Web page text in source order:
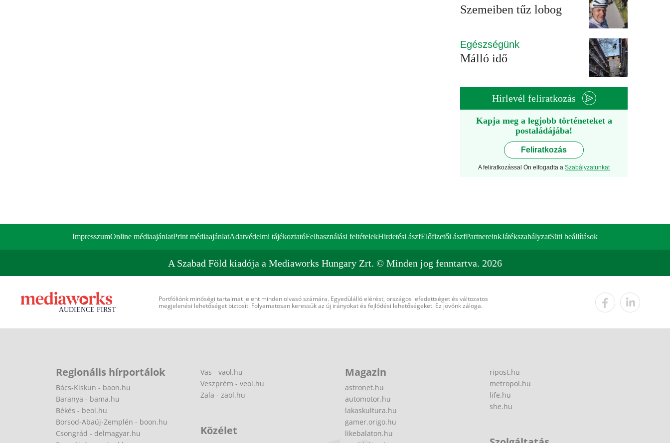
Szemeiben tűz lobog
Egészségünk
Málló idő
Hírlevél feliratkozás
Kapja meg a legjobb történeteket a
postaládájába!
Feliratkozás
A feliratkozással Ön elfogadta a Szabályzatunkat
ImpresszumOnline médiaajánlatPrint médiaajánlatAdatvédelmi tájékoztatóFelhasználási feltételekHirdetési ászfElőfizetői ászfPartnereinkJátékszabályzatSüti beállítások
A Szabad Föld kiadója a Mediaworks Hungary Zrt. © Minden jog fenntartva. 2026
Portfóliónk minőségi tartalmat jelent minden olvasó számára. Egyedülálló elérést, országos lefedettséget és változatos
megjelenési lehetőséget biztosít. Folyamatosan keressük az új irányokat és fejlődési lehetőségeket. Ez jövőnk záloga.
Regionális hírportálok
Bács-Kiskun - baon.hu
Baranya - bama.hu
Békés - beol.hu
Borsod-Abaúj-Zemplén - boon.hu
Csongrád - delmagyar.hu
Vas - vaol.hu
Veszprém - veol.hu
Zala - zaol.hu
Közélet
Magazin
astronet.hu
automotor.hu
lakaskultura.hu
gamer.origo.hu
likebalaton.hu
ripost.hu
metropol.hu
life.hu
she.hu